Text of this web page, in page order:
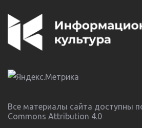
Все материалы сайта доступны
Commons Attribution 4.0